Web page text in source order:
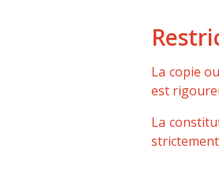
La copie
est
La